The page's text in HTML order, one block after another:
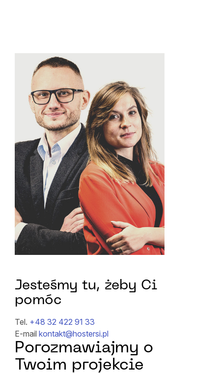
Jesteśmy tu, żeby Ci
pomóc
Tel. +48 32 422 91 33
E-mail kontakt@hostersi.pl
Porozmawiajmy o
Twoim projekcie